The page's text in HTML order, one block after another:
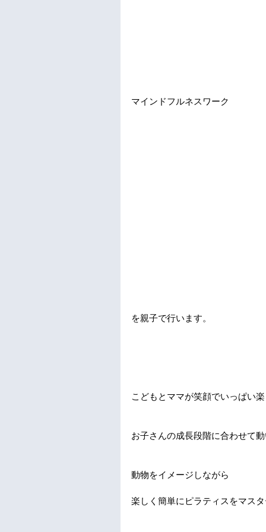
マインドフルネスワーク
を親子で行います。
こどもとママが笑顔でいっぱい
お子さんの成長段階に合わせて動
動物をイメージしながら
楽しく簡単にピラティスをマスタ